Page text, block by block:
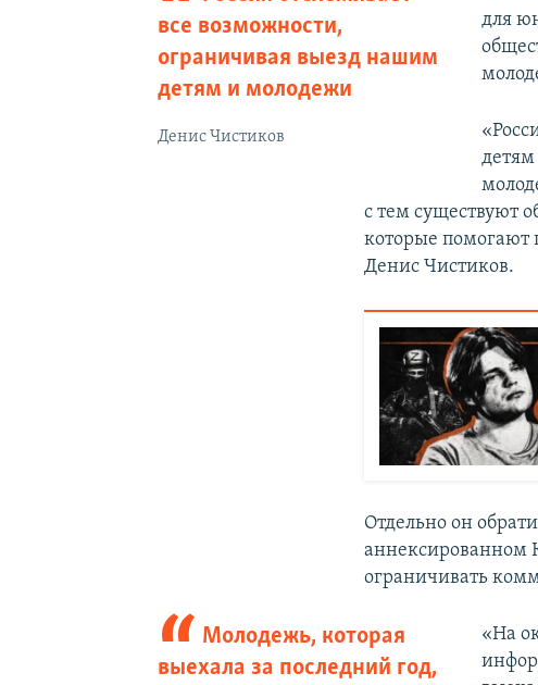
все возможности,
ограничивая выезд нашим
детям и молодежи
Денис Чистиков
для
с тем существуют
которые помогают
Денис Чистиков.
Отдельно он
аннексированном
ограничивать
Молодежь, которая
выехала за последний год,
«На